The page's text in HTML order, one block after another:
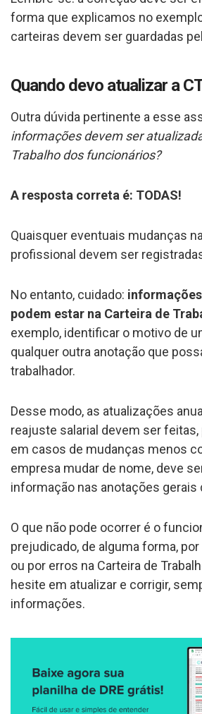
forma que explicamos no
carteiras devem ser guardadas
Quando devo atualizar a
Outra dúvida pertinente a esse
informações devem ser
Trabalho dos funcionários?
A resposta correta é: TODAS!
Quaisquer eventuais mudanças
profissional devem ser
No entanto, cuidado:
podem estar na Carteira de
exemplo, identificar o motivo de
qualquer outra anotação que
trabalhador.
Desse modo, as atualizações
reajuste salarial devem ser feitas,
em casos de mudanças menos
empresa mudar de nome, deve
informação nas anotações gerais
O que não pode ocorrer é o
prejudicado, de alguma forma,
ou por erros na Carteira de
hesite em atualizar e corrigir,
informações.